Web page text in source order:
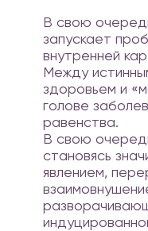
В свою
запускает
внутренней
Между
здоровьем и
голове
равенства.
В свою
становясь
явлением,